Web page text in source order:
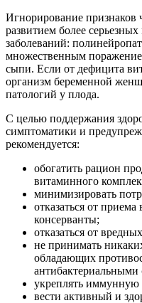
Игнорирование признаков
развитием более
заболеваний:
множественным
сыпи. Если от дефицита
организм беременной
патологий у плода.
С целью поддержания
симптоматики и
рекомендуется:
обогатить рацион
витаминного
минимизировать
отказаться от
консерванты;
отказаться от
не принимать
обладающих
антибактериальными
укреплять иммунную
вести активный и